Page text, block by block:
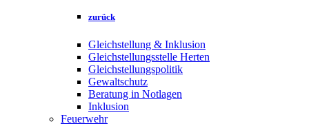
zurück
Gleichstellung & Inklusion
Gleichstellungsstelle Herten
Gleichstellungspolitik
Gewaltschutz
Beratung in Notlagen
Inklusion
Feuerwehr